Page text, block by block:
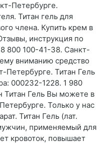
Петербурге.
Титан гель для
члена. Купить крем в
инструкция по
800 100-41-38. Санкт-
вниманию средство
Петербурге. Титан Гель
000232-1228. 1 980
Титан Гель Вы можете в
Только у нас
Титан Гель (лат.
применяемый для
кровоток, повышает